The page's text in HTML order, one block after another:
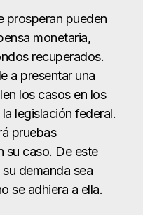
prosperan pueden
monetaria,
recuperados.
a presentar una
los casos en los
legislación federal.
pruebas
su caso. De este
demanda sea
se adhiera a ella.